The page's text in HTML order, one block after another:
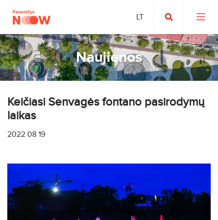
Naujienos
Keičiasi Senvagės fontano pasirodymų
laikas
2022 08 19